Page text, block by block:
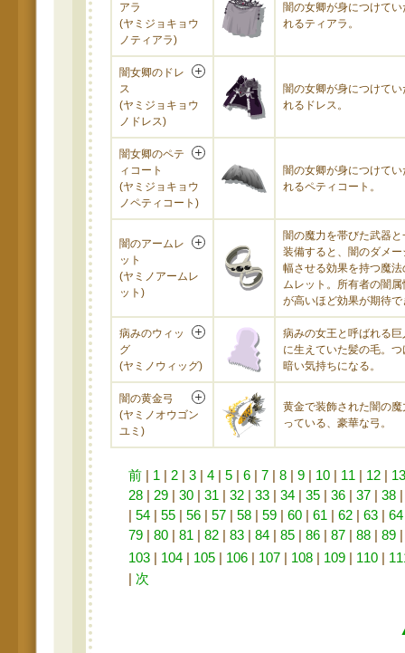
アラ
(ヤミジョキョウ
ノティアラ)
闇の女卿が身につけてい
れるティアラ。
闇女卿のドレ
ス
(ヤミジョキョウ
ノドレス)
闇の女卿が身につけてい
れるドレス。
闇女卿のペテ
ィコート
(ヤミジョキョウ
ノペティコート)
闇の女卿が身につけてい
れるペティコート。
闇のアームレ
ット
(ヤミノアームレ
ット)
闇の魔力を帯びた武器と
装備すると、闇のダメー
幅させる効果を持つ魔法
ムレット。所有者の闇属
が高いほど効果が期待で
病みのウィッ
グ
(ヤミノウィッグ)
病みの女王と呼ばれる巨
に生えていた髪の毛。つ
暗い気持ちになる。
闇の黄金弓
(ヤミノオウゴン
ユミ)
黄金で装飾された闇の魔
っている、豪華な弓。
前 1 2 3 4 5 6 7 8 9 10 11 12
13
28
29 30 31 32 33 34 35 36 37 38
54 55 56 57 58 59 60 61 62 63 64
79
80 81 82 83 84 85 86 87 88 89
103
104 105 106 107 108 109 110
次